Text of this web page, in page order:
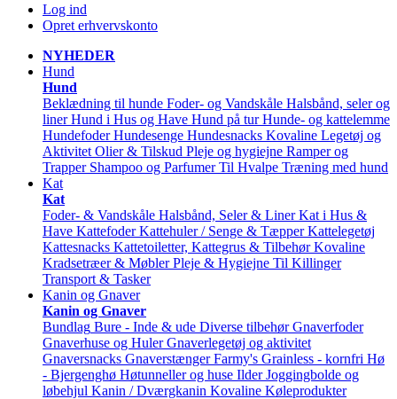
Log ind
Opret erhvervskonto
NYHEDER
Hund
Hund
Beklædning til hunde Foder- og Vandskåle Halsbånd, seler og
liner Hund i Hus og Have Hund på tur Hunde- og kattelemme
Hundefoder Hundesenge Hundesnacks Kovaline Legetøj og
Aktivitet Olier & Tilskud Pleje og hygiejne Ramper og
Trapper Shampoo og Parfumer Til Hvalpe Træning med hund
Kat
Kat
Foder- & Vandskåle Halsbånd, Seler & Liner Kat i Hus &
Have Kattefoder Kattehuler / Senge & Tæpper Kattelegetøj
Kattesnacks Kattetoiletter, Kattegrus & Tilbehør Kovaline
Kradsetræer & Møbler Pleje & Hygiejne Til Killinger
Transport & Tasker
Kanin og Gnaver
Kanin og Gnaver
Bundlag Bure - Inde & ude Diverse tilbehør Gnaverfoder
Gnaverhuse og Huler Gnaverlegetøj og aktivitet
Gnaversnacks Gnaverstænger Farmy's Grainless - kornfri Hø
- Bjergenghø Høtunneller og huse Ilder Joggingbolde og
løbehjul Kanin / Dværgkanin Kovaline Køleprodukter